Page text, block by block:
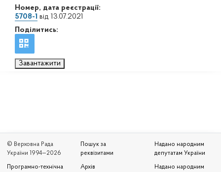
Номер, дата реєстрації:
5708-1 від 13.07.2021
Поділитись:
Завантажити
© Верховна Рада
України 1994—2026
Програмно-технічна
Пошук за
реквізитами
Архів
Надано народним
депутатам України
Надано народним